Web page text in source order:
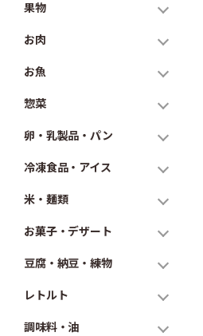
果物
お肉
お魚
惣菜
卵・乳製品・パン
冷凍食品・アイス
米・麺類
お菓子・デザート
豆腐・納豆・練物
レトルト
調味料・油